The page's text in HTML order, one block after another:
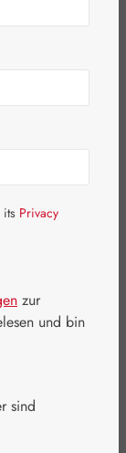
its Privacy
zur
und bin
sind